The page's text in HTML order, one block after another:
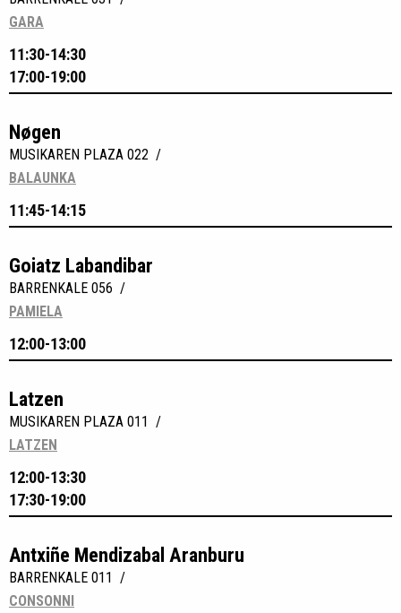
GARA
11:30-14:30
17:00-19:00
Nøgen
MUSIKAREN PLAZA 022 /
BALAUNKA
11:45-14:15
Goiatz Labandibar
BARRENKALE 056 /
PAMIELA
12:00-13:00
Latzen
MUSIKAREN PLAZA 011 /
LATZEN
12:00-13:30
17:30-19:00
Antxiñe Mendizabal Aranburu
BARRENKALE 011 /
CONSONNI